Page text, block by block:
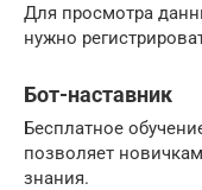
Для просмотра
нужно
Бот-наставник
Бесплатное
позволяет
знания.